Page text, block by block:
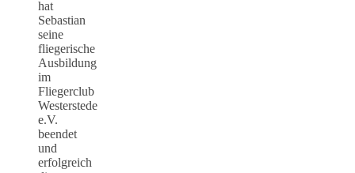
hat
Sebastian
seine
fliegerische
Ausbildung
im
Fliegerclub
Westerstede
e.V.
beendet
und
erfolgreich